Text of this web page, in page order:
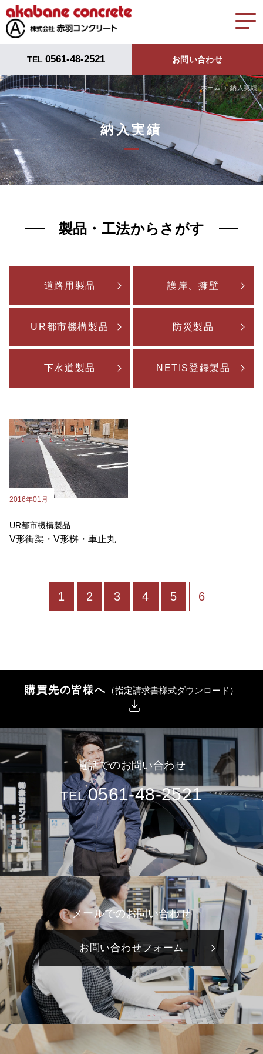
TEL 0561-48-2521 お問い合わせ
ホーム 納入実績
納入実績
製品・工法からさがす
道路用製品 護岸、擁壁
UR都市機構製品 防災製品
下水道製品 NETIS登録製品
2016年01月
UR都市機構製品
V形街渠・V形桝・車止丸
1 2 3 4 5 6
購買先の皆様へ （指定請求書様式ダウンロード）
電話でのお問い合わせ
TEL0561-48-2521
メールでのお問い合わせ
お問い合わせフォーム